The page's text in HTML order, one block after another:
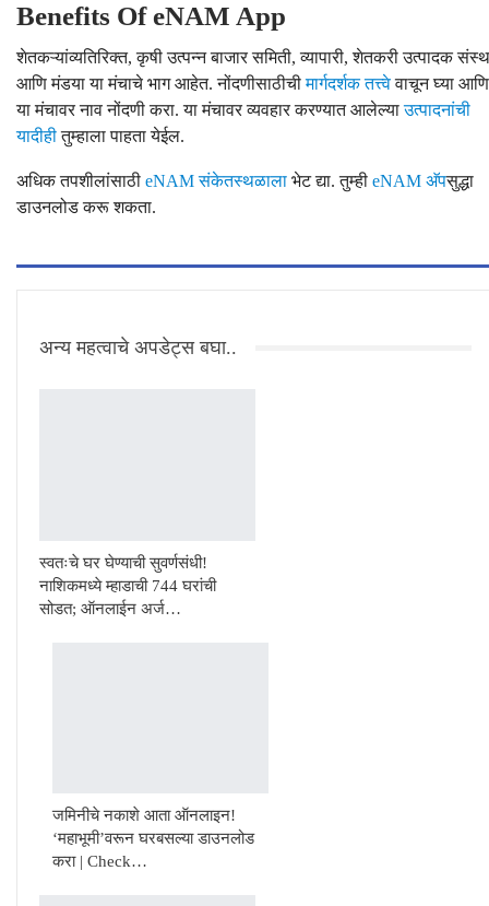
Benefits Of eNAM App
शेतकऱ्यांव्यतिरिक्त, कृषी उत्पन्न बाजार समिती, व्यापारी, शेतकरी उत्पादक
आणि मंडया या मंचाचे भाग आहेत. नोंदणीसाठीचीमार्गदर्शक तत्त्वेवाचून घ्या आणि
या मंचावर नाव नोंदणी करा. या मंचावर व्यवहार करण्यात आलेल्याउत्पादनांची
यादीहीतुम्हाला पाहता येईल.
अधिक तपशीलांसाठी eNAM संकेतस्थळाला भेट द्या. तुम्ही eNAM अ‍ॅपसुद्धा
डाउनलोड करू शकता.
अन्य महत्वाचे अपडेट्स बघा..
स्वतःचे घर घेण्याची सुवर्णसंधी!
नाशिकमध्ये म्हाडाची 744 घरांची
सोडत; ऑनलाईन अर्ज…
जमिनीचे नकाशे आता ऑनलाइन!
‘महाभूमी’वरून घरबसल्या डाउनलोड
करा | Check…